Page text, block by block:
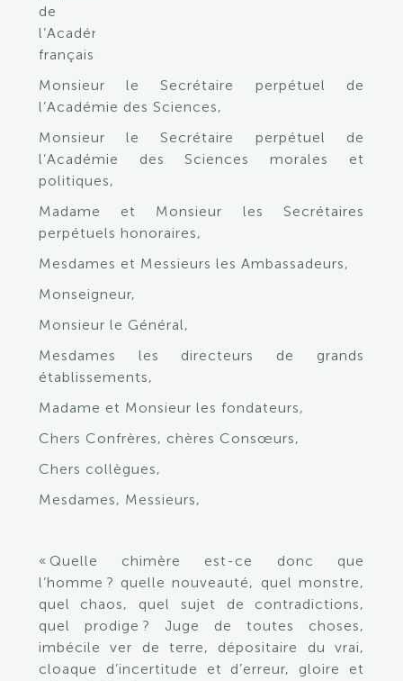
de
l’Académie
française,
Monsieur le Secrétaire perpétuel de
l’Académie des Sciences,
Monsieur le Secrétaire perpétuel de
l’Académie des Sciences morales et
politiques,
Madame et Monsieur les Secrétaires
perpétuels honoraires,
Mesdames et Messieurs les Ambassadeurs,
Monseigneur,
Monsieur le Général,
Mesdames les directeurs de grands
établissements,
Madame et Monsieur les fondateurs,
Chers Confrères, chères Consœurs,
Chers collègues,
Mesdames, Messieurs,
« Quelle chimère est-ce donc que
l’homme ? quelle nouveauté, quel monstre,
quel chaos, quel sujet de contradictions,
quel prodige ? Juge de toutes choses,
imbécile ver de terre, dépositaire du vrai,
cloaque d’incertitude et d’erreur, gloire et